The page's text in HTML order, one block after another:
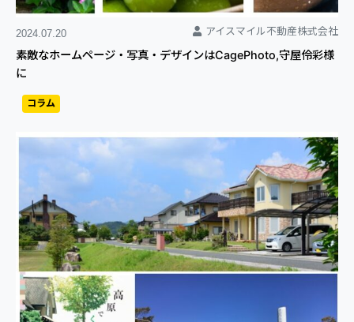
2024.07.20 アイスマイル不動産株式会社
素敵なホームページ・写真・デザインはCagePhoto,守屋伶彩様
に
コラム